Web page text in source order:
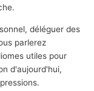
déléguer des
parlerez
utiles pour
d'aujourd'hui,